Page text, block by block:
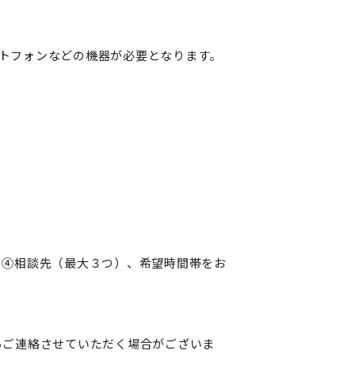
ォンなどの機器が必要となります。
談先（最大３つ）、希望時間帯をお
連絡させていただく場合がございま